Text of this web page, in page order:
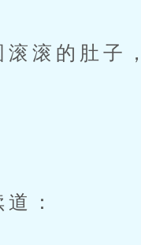
滚的肚子，
：